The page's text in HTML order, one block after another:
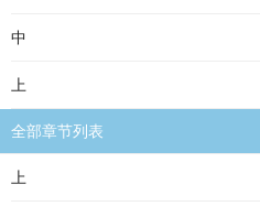
中
上
全部章节列表
上